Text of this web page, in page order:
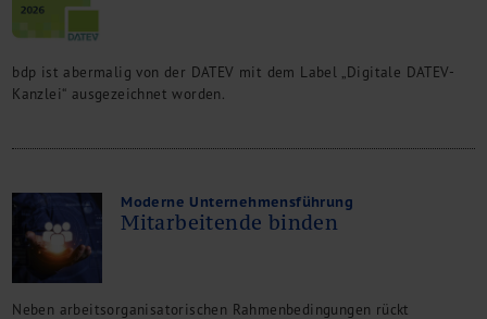
bdp ist abermalig von der DATEV mit dem Label „Digitale DATEV-
Kanzlei“ ausgezeichnet worden.
Moderne Unternehmensführung
Mitarbeitende binden
Neben arbeitsorganisatorischen Rahmenbedingungen rückt